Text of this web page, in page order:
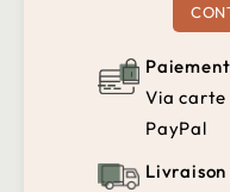
Via carte
PayPal